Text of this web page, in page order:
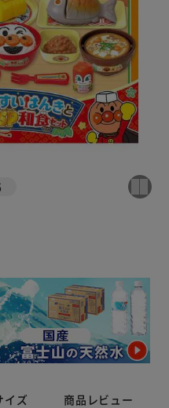
イズ 商品レビュー